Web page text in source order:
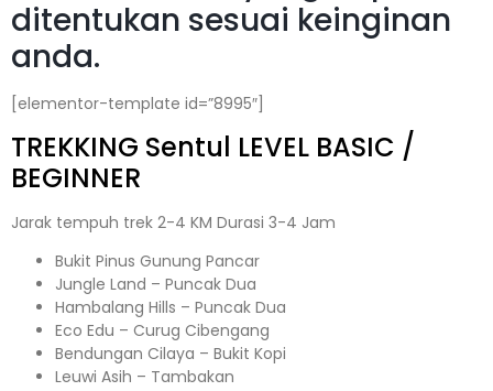
ditentukan sesuai keinginan
anda.
[elementor-template id=”8995″]
TREKKING Sentul LEVEL BASIC /
BEGINNER
Jarak tempuh trek 2-4 KM Durasi 3-4 Jam
Bukit Pinus Gunung Pancar
Jungle Land – Puncak Dua
Hambalang Hills – Puncak Dua
Eco Edu – Curug Cibengang
Bendungan Cilaya – Bukit Kopi
Leuwi Asih – Tambakan